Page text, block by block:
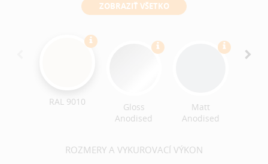
ZOBRAZIŤ VŠETKO
RAL 9010
Gloss
Anodised
Matt
Anodised
ROZMERY A VYKUROVACÍ VÝKON